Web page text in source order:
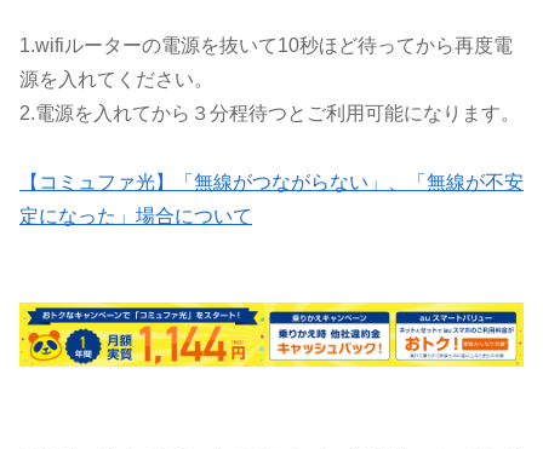
1.wifiルーターの電源を抜いて10秒ほど待ってから再度電
源を入れてください。
2.電源を入れてから３分程待つとご利用可能になります。
【コミュファ光】「無線がつながらない」、「無線が不安
定になった」場合について